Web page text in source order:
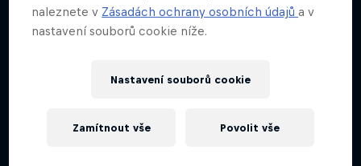
naleznete v Zásadách ochrany osobních údajůa v
nastavení souborů cookie níže.
Nastavení souborů cookie
Zamítnout vše Povolit vše